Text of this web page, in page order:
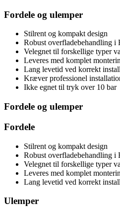
Fordele og ulemper
Stilrent og kompakt design
Robust overfladebehandling i
Velegnet til forskellige typer
Leveres med komplet
Lang levetid ved korrekt
Kræver professionel
Ikke egnet til tryk over 10 bar
Fordele og ulemper
Fordele
Stilrent og kompakt design
Robust overfladebehandling i
Velegnet til forskellige typer
Leveres med komplet
Lang levetid ved korrekt
Ulemper